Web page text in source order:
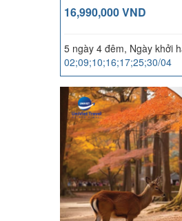
16,990,000 VND
5 ngày 4 đêm, Ngày khởi
02;09;10;16;17;25;30/04